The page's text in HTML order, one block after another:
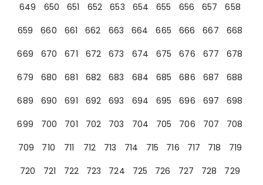
649
650 651 652 653 654 655 656 657
658
659
660 661 662 663 664 665 666 667
668
669
670 671 672 673 674 675 676 677
678
679
680 681 682 683 684 685 686 687
688
689
690 691 692 693 694 695 696 697
698
699
700 701 702 703 704 705 706 707
708
709
710 711 712 713 714 715 716 717 718
719
720
721 722 723 724 725 726 727 728
729